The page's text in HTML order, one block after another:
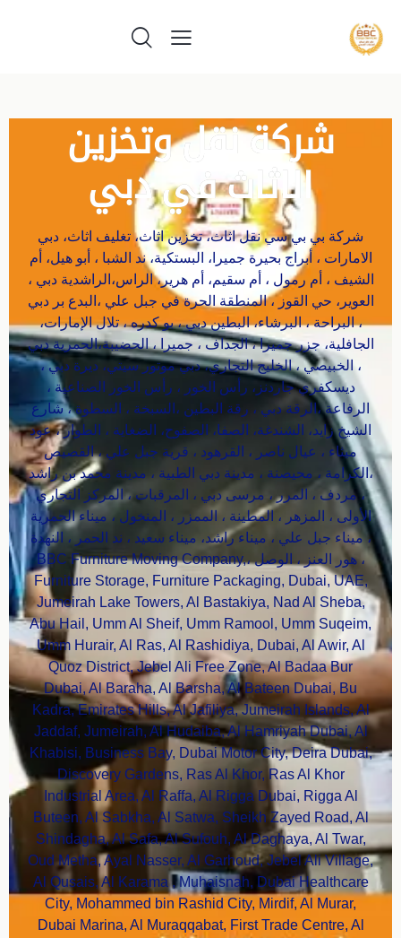
شركة نقل وتخزين
الاثاث في دبي
شركة بي بي سي نقل اثاث، تخزين اثاث، تغليف اثاث، دبي
الامارات ، أبراج بحيرة جميرا، البستكية، ند الشبا ، أبو هيل، أم
الشيف ، أم رمول ، أم سقيم، أم هرير، الراس،الراشدية دبي ،
العوير، حي القوز ، المنطقة الحرة في جبل علي ،البدع بر دبي
، البراحة ، البرشاء، البطين دبي ، بو كدره ، تلال الإمارات،
الجافلية، جزر جميرا ، الجداف ، جميرا ، الحضيبة،الحمرية دبي
، الخبيصي ، الخليج التجاري، دبي موتور سيتي، ديرة دبي ،
ديسكفري جاردنز، رأس الخور ، رأس الخور الصناعية ،
الرفاعة ،الرقة دبي ، رقة البطين ،السبخة ، السطوة ، شارع
الشيخ زايد، الشندغة، الصفا، الصفوح، الضغاية ، الطوار ، عود
ميثاء ، عيال ناصر ، القرهود ، قرية جبل علي ، القصيص
،الكرامة ، محيصنة ، مدينة دبي الطبية ، مدينة محمد بن راشد
، مردف ، المرر ، مرسى دبي ، المرقبات ، المركز التجاري
الأولى ، المزهر ، المطينة ، الممزر ، المنخول ، ميناء الحمرية
، ميناء جبل علي ، ميناء راشد، ميناء سعيد ، ند الحمر ، النهدة
، هور العنز ، الوصل ،BBC Furniture Moving Company,
Furniture Storage, Furniture Packaging, Dubai, UAE,
Jumeirah Lake Towers, Al Bastakiya, Nad Al Sheba,
Abu Hail, Umm Al Sheif, Umm Ramool, Umm Suqeim,
Umm Hurair, Al Ras, Al Rashidiya, Dubai, Al Awir, Al
Quoz District, Jebel Ali Free Zone, Al Badaa Bur
Dubai, Al Baraha, Al Barsha, Al Bateen Dubai, Bu
Kadra, Emirates Hills, Al Jafiliya, Jumeirah Islands, Al
Jaddaf, Jumeirah, Al Hudaiba, Al Hamriyah Dubai, Al
Khabisi, Business Bay, Dubai Motor City, Deira Dubai,
Discovery Gardens, Ras Al Khor, Ras Al Khor
Industrial Area, Al Raffa, Al Rigga Dubai, Rigga Al
Buteen, Al Sabkha, Al Satwa, Sheikh Zayed Road, Al
Shindagha, Al Safa, Al Sufouh, Al Daghaya, Al Twar,
Oud Metha, Ayal Nasser, Al Garhoud, Jebel Ali Village,
Al Qusais, Al Karama , Muhaisnah, Dubai Healthcare
City, Mohammed bin Rashid City, Mirdif, Al Murar,
Dubai Marina, Al Muraqqabat, First Trade Centre, Al